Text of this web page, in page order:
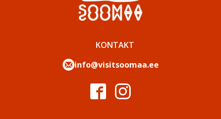
KONTAKT
info@visitsoomaa.ee